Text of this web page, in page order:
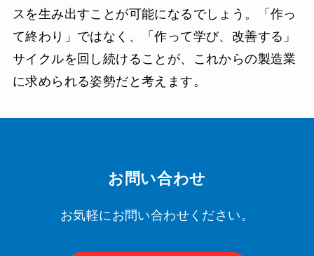
スを生み出すことが可能になるでしょう。「作っ
て終わり」ではなく、「作って学び、改善する」
サイクルを回し続けることが、これからの製造業
に求められる姿勢だと考えます。
お問い合わせ
お気軽にお問い合わせください。